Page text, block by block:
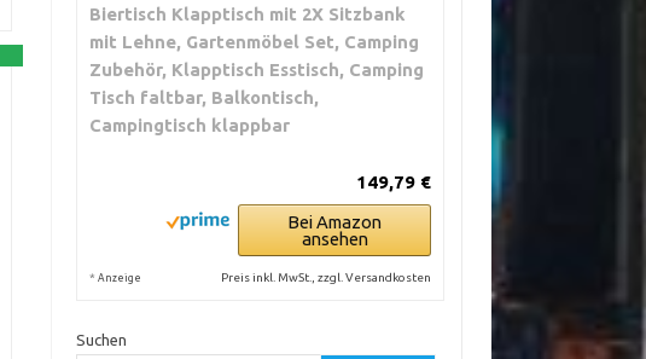
Biertisch Klapptisch mit 2X Sitzbank
mit Lehne, Gartenmöbel Set, Camping
Zubehör, Klapptisch Esstisch, Camping
Tisch faltbar, Balkontisch,
Campingtisch klappbar
149,79 €
Bei Amazon
ansehen
* Anzeige Preis inkl. MwSt., zzgl. Versandkosten
Suchen